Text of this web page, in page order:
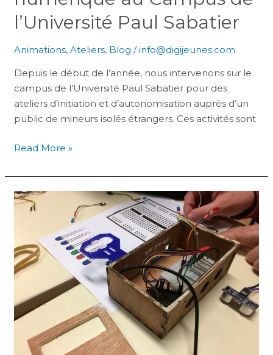
l’Université Paul Sabatier
Animations,Ateliers, Blog /info@digijeunes.com
Depuis le début de l’année, nous intervenons sur le
campus de l’Université Paul Sabatier pour des
ateliers d’initiation et d’autonomisation auprès d’un
public de mineurs isolés étrangers. Ces activités sont
Read More »
Capitole
2022